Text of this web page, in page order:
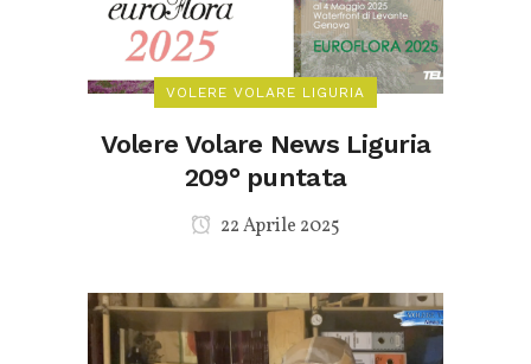
VOLERE VOLARE LIGURIA
Volere Volare News Liguria
209° puntata
22 Aprile 2025